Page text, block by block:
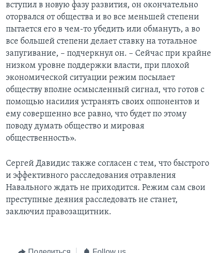
вступил в новую фазу развития, он окончательно
оторвался от общества и во все меньшей степени
пытается его в чем-то убедить или обмануть, а во
все большей степени делает ставку на тотальное
запугивание, – подчеркнул он. – Сейчас при крайне
низком уровне поддержки власти, при плохой
экономической ситуации режим посылает
обществу вполне осмысленный сигнал, что готов с
помощью насилия устранять своих оппонентов и
ему совершенно все равно, что будет по этому
поводу думать общество и мировая
общественность».
Сергей Давидис также согласен с тем, что быстрого
и эффективного расследования отравления
Навального ждать не приходится. Режим сам свои
преступные деяния расследовать не станет,
заключил правозащитник.